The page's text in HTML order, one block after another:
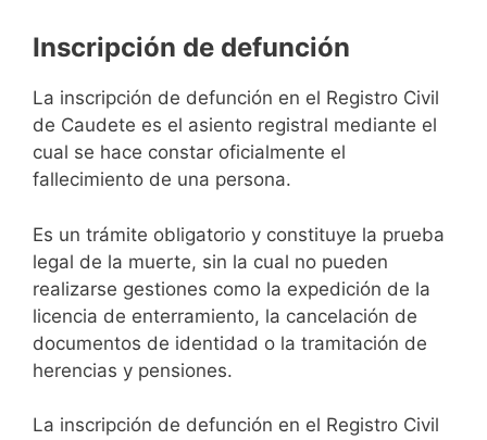
Inscripción de defunción
La inscripción de defunción en el Registro Civil
de Caudete es el asiento registral mediante el
cual se hace constar oficialmente el
fallecimiento de una persona.
Es un trámite obligatorio y constituye la prueba
legal de la muerte, sin la cual no pueden
realizarse gestiones como la expedición de la
licencia de enterramiento, la cancelación de
documentos de identidad o la tramitación de
herencias y pensiones.
La inscripción de defunción en el Registro Civil